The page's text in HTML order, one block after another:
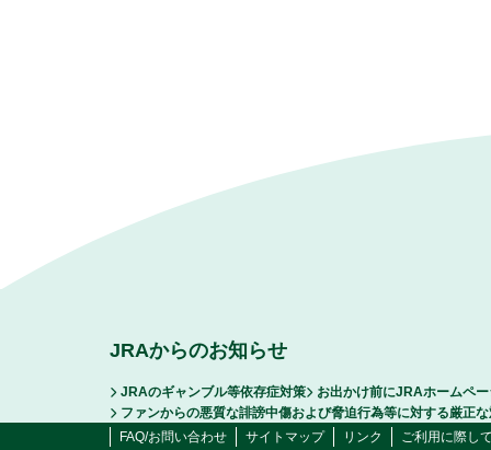
JRAからのお知らせ
JRAのギャンブル等依存症対策
お出かけ前にJRAホームペ
ファンからの悪質な誹謗中傷および脅迫行為等に対する厳正
FAQ/お問い合わせ
サイトマップ リンク ご利用に際し